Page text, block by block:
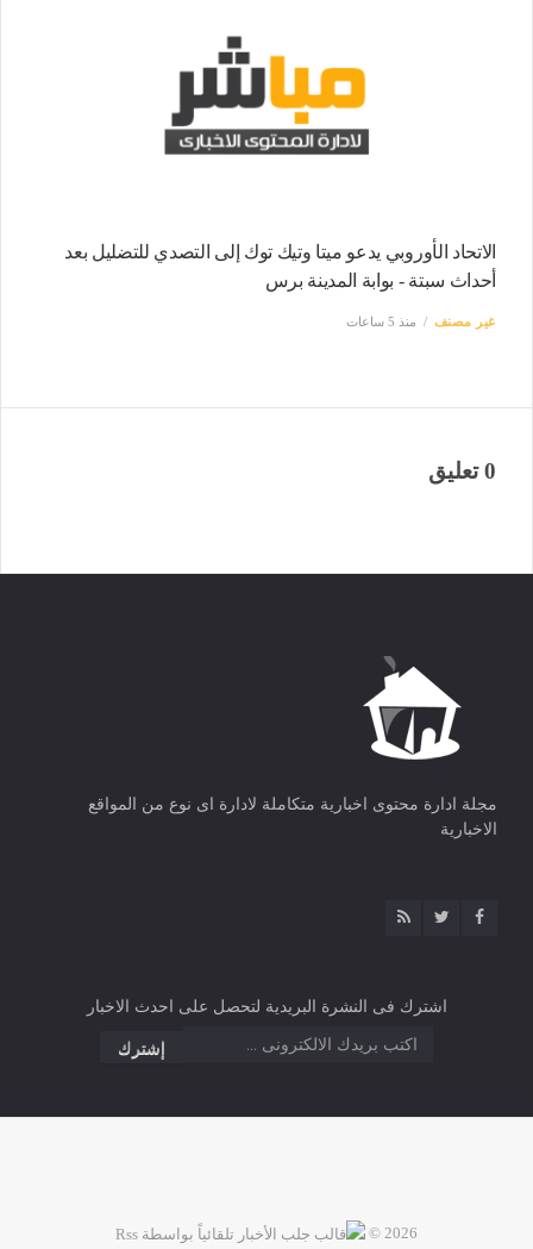
الاتحاد الأوروبي يدعو ميتا وتيك توك إلى التصدي للتضليل بعد
أحداث سبتة - بوابة المدينة برس
غير مصنف منذ 5 ساعات
0 تعليق
مجلة ادارة محتوى اخبارية متكاملة لادارة اى نوع من المواقع
الاخبارية
اشترك فى النشرة البريدية لتحصل على احدث الاخبار
2026 ©